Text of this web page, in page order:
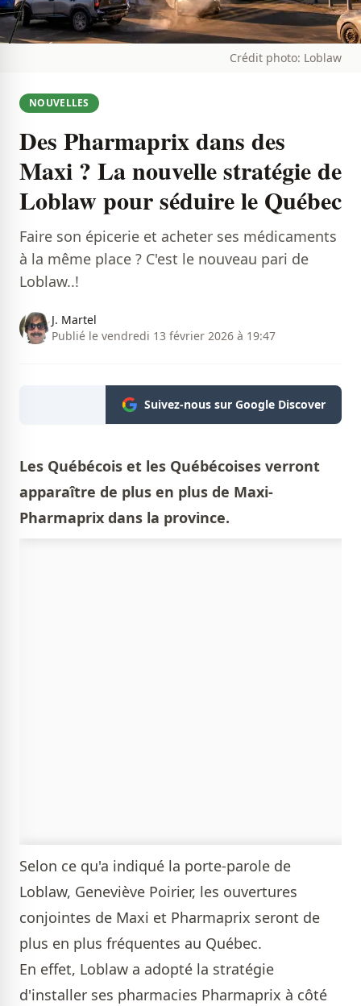
Crédit photo: Loblaw
NOUVELLES
Des Pharmaprix dans des
Maxi ? La nouvelle stratégie de
Loblaw pour séduire le Québec
Faire son épicerie et acheter ses médicaments
à la même place ? C'est le nouveau pari de
Loblaw..!
J. Martel
Publié le vendredi 13 février 2026 à 19:47
Suivez-nous sur Google Discover
Les Québécois et les Québécoises verront
apparaître de plus en plus de Maxi-
Pharmaprix dans la province.
Selon ce qu'a indiqué la porte-parole de
Loblaw, Geneviève Poirier, les ouvertures
conjointes de Maxi et Pharmaprix seront de
plus en plus fréquentes au Québec.
En effet, Loblaw a adopté la stratégie
d'installer ses pharmacies Pharmaprix à côté